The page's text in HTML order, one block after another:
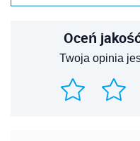
Oceń
Twoja opinia